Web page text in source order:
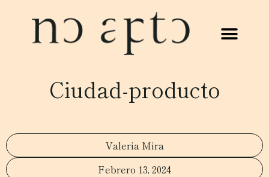
Ciudad-producto
Valeria Mira
Febrero 13, 2024